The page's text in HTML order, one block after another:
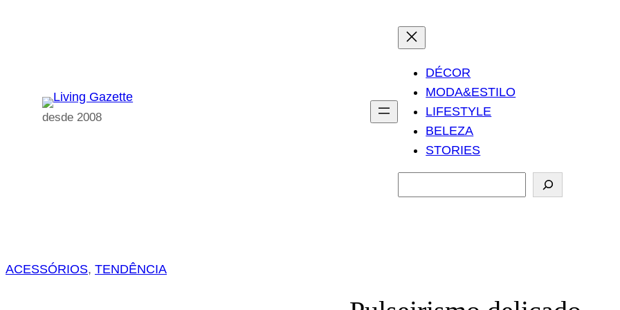
desde 2008
DÉCOR
MODA&ESTILO
LIFESTYLE
BELEZA
STORIES
e
ACESSÓRIOS, TENDÊNCIA